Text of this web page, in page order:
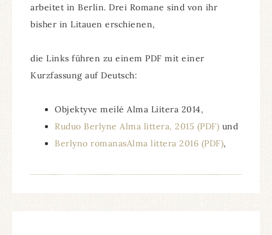
arbeitet in Berlin. Drei Romane sind von ihr
bisher in Litauen erschienen,
die Links führen zu einem PDF mit einer
Kurzfassung auf Deutsch:
Objektyve meilė Alma Liitera 2014,
Ruduo Berlyne Alma littera, 2015 (PDF) und
Berlyno romanasAlma littera 2016 (PDF),